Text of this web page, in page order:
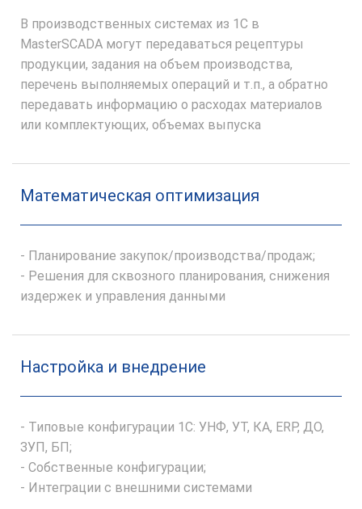
В производственных системах из 1С в
MasterSCADA могут передаваться рецептуры
продукции, задания на объем производства,
перечень выполняемых операций и т.п., а обратно
передавать информацию о расходах материалов
или комплектующих, объемах выпуска
Математическая оптимизация
- Планирование закупок/производства/продаж;
- Решения для сквозного планирования, снижения
издержек и управления данными
Настройка и внедрение
- Типовые конфигурации 1С: УНФ, УТ, КА, ERP, ДО,
ЗУП, БП;
- Собственные конфигурации;
- Интеграции с внешними системами